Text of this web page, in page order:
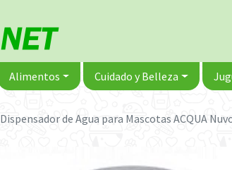
Alimentos Cuidado y Belleza
Dispensador de Agua para Mascotas ACQUA